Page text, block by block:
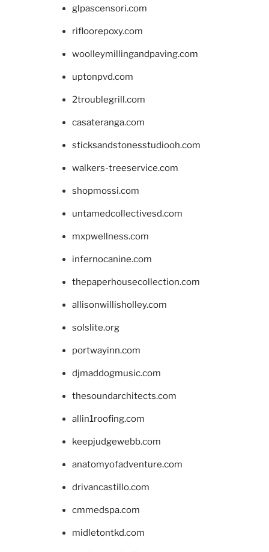
glpascensori.com
rifloorepoxy.com
woolleymillingandpaving.com
uptonpvd.com
2troublegrill.com
casateranga.com
sticksandstonesstudiooh.com
walkers-treeservice.com
shopmossi.com
untamedcollectivesd.com
mxpwellness.com
infernocanine.com
thepaperhousecollection.com
allisonwillisholley.com
solslite.org
portwayinn.com
djmaddogmusic.com
thesoundarchitects.com
allin1roofing.com
keepjudgewebb.com
anatomyofadventure.com
drivancastillo.com
cmmedspa.com
midletontkd.com